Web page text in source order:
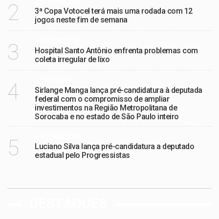
2
3ª Copa Votocel terá mais uma rodada com 12
jogos neste fim de semana
3
Hospital Santo Antônio enfrenta problemas com
coleta irregular de lixo
4
Sirlange Manga lança pré-candidatura à deputada
federal com o compromisso de ampliar
investimentos na Região Metropolitana de
Sorocaba e no estado de São Paulo inteiro
5
Luciano Silva lança pré-candidatura a deputado
estadual pelo Progressistas